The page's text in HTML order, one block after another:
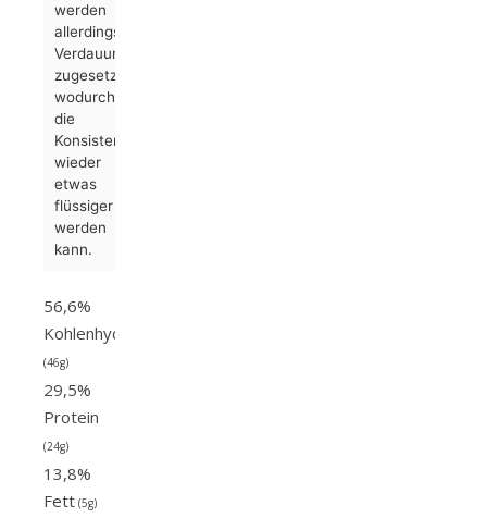
werden
allerdings
Verdauungsenzyme
zugesetzt,
wodurch
die
Konsistenz
wieder
etwas
flüssiger
werden
kann.
56,6%
Kohlenhydrate
(46g)
29,5%
Protein
(24g)
13,8%
Fett (5g)